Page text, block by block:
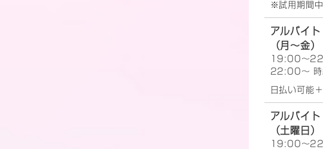
※試用期間
アルバイト
（月～金）
19:00～
22:00～
日払い可能
アルバイト
（土曜日）
19:00～